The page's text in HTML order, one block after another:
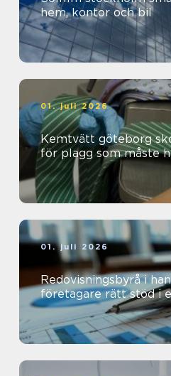
hem, kontor och bil
01. juli 2026
Kemtvätt göteborg skonsam rengöring
för plagg som måste
01. juli 2026
Redovisningsbyrå i haninge
företagare rätt stöd i